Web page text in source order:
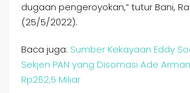
dugaan pengeroyokan,” tutur Bani,
(25/5/2022).
Baca juga: Sumber Kekayaan Eddy
Sekjen PAN yang Disomasi Ade
Rp262,5 Miliar